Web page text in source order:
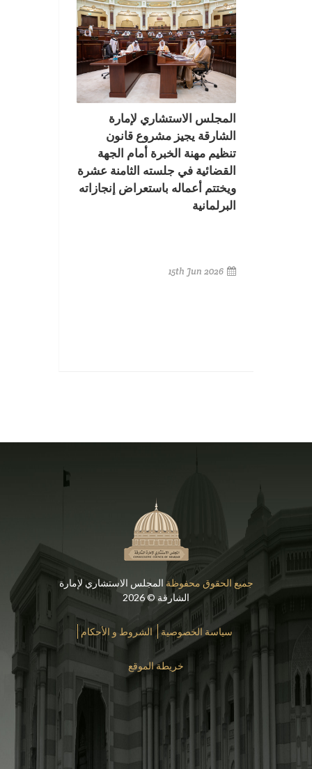
المجلس الاستشاري لإمارة
الشارقة يجيز مشروع قانون
تنظيم مهنة الخبرة أمام الجهة
القضائية في جلسته الثامنة عشرة
ويختتم أعماله باستعراض إنجازاته
البرلمانية
جميع الحقوق محفوظة المجلس الاستشاري لإمارة
الشارقة © 2026
سياسة الخصوصية الشروط و الأحكام
خريطة الموقع